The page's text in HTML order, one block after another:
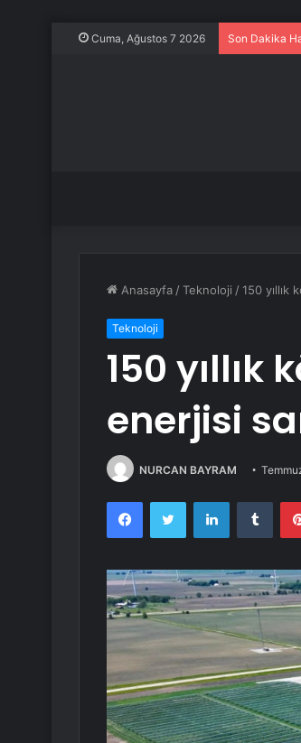
Cuma, Ağustos 7 2026 Son Dakika
Anasayfa /Teknoloji /150
Teknoloji
150
enerjisi
NURCAN BAYRAM
FacebookTwitter LinkedIn